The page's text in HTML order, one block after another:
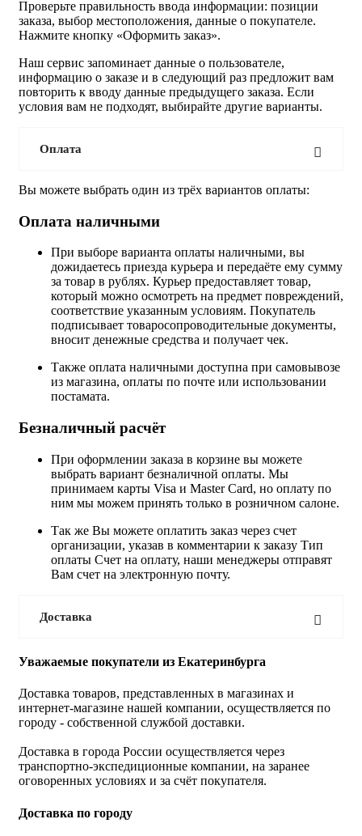
Проверьте правильность ввода информации: позиции
заказа, выбор местоположения, данные о покупателе.
Нажмите кнопку «Оформить заказ».
Наш сервис запоминает данные о пользователе,
информацию о заказе и в следующий раз предложит вам
повторить к вводу данные предыдущего заказа. Если
условия вам не подходят, выбирайте другие варианты.
Оплата
Вы можете выбрать один из трёх вариантов оплаты:
Оплата наличными
При выборе варианта оплаты наличными, вы
дожидаетесь приезда курьера и передаёте ему сумму
за товар в рублях. Курьер предоставляет товар,
который можно осмотреть на предмет повреждений,
соответствие указанным условиям. Покупатель
подписывает товаросопроводительные документы,
вносит денежные средства и получает чек.
Также оплата наличными доступна при самовывозе
из магазина, оплаты по почте или использовании
постамата.
Безналичный расчёт
При оформлении заказа в корзине вы можете
выбрать вариант безналичной оплаты. Мы
принимаем карты Visa и Master Card, но оплату по
ним мы можем принять только в розничном салоне.
Так же Вы можете оплатить заказ через счет
организации, указав в комментарии к заказу Тип
оплаты Счет на оплату, наши менеджеры отправят
Вам счет на электронную почту.
Доставка
Уважаемые покупатели из Екатеринбурга
Доставка товаров, представленных в магазинах и
интернет-магазине нашей компании, осуществляется по
городу - собственной службой доставки.
Доставка в города России осуществляется через
транспортно-экспедиционные компании, на заранее
оговоренных условиях и за счёт покупателя.
Доставка по городу